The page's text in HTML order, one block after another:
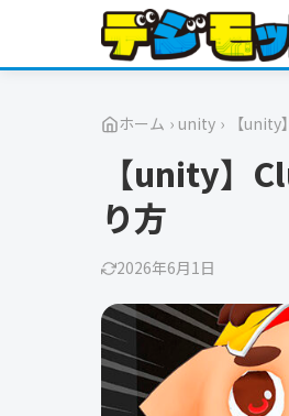
ホーム › unity › 【
【unity】
り方
2026年6月1日